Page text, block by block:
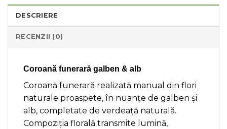
DESCRIERE
RECENZII (0)
Coroană funerară galben & alb
Coroană funerară realizată manual din flori
naturale proaspete, în nuanțe de galben și
alb, completate de verdeață naturală.
Compoziția florală transmite lumină,